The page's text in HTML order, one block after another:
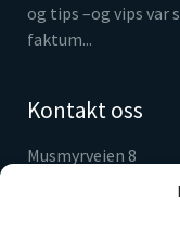
og tips –og vips
faktum...
Kontakt oss
Musmyrveien 8